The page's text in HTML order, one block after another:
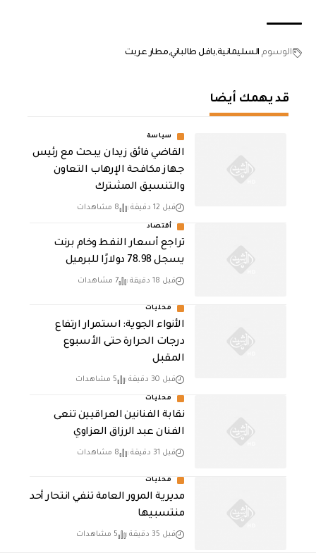
الوسوم السليمانيةبافل طالباني مطار عربت
قد يهمك أيضا
سياسة
القاضي فائق زيدان يبحث مع رئيس
جهاز مكافحة الإرهاب التعاون
والتنسيق المشترك
قبل 12 دقيقة 8 مشاهدات
أقتصاد
تراجع أسعار النفط وخام برنت
يسجل 78.98 دولارًا للبرميل
قبل 18 دقيقة 7 مشاهدات
محليات
الأنواء الجوية: استمرار ارتفاع
درجات الحرارة حتى الأسبوع
المقبل
قبل 30 دقيقة 5 مشاهدات
محليات
نقابة الفنانين العراقيين تنعى
الفنان عبد الرزاق العزاوي
قبل 31 دقيقة 8 مشاهدات
محليات
مديرية المرور العامة تنفي انتحار أحد
منتسبيها
قبل 35 دقيقة 5 مشاهدات